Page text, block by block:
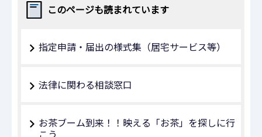
このページも読まれています
指定申請・届出の様式集（居宅サービス等）
法律に関わる相談窓口
お茶ブーム到来！！映える「お茶」を探しに行
こう